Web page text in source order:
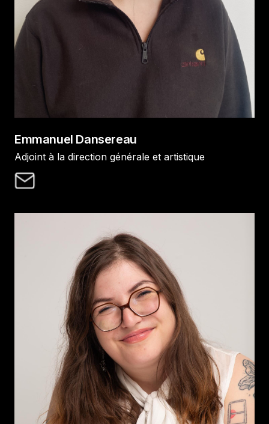
Emmanuel Dansereau
Adjoint à la direction générale et artistique